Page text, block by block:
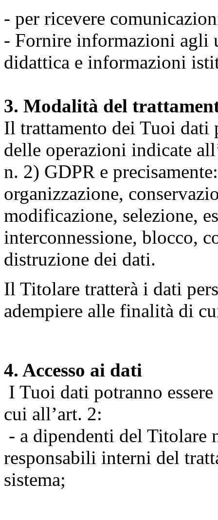
- per ricevere
- Fornire informazioni agli
didattica e informazioni
3. Modalità del
Il trattamento dei Tuoi dati
delle operazioni indicate
n. 2) GDPR e
organizzazione,
modificazione, selezione,
interconnessione, blocco,
distruzione dei dati.
Il Titolare tratterà i dati
adempiere alle finalità di
4. Accesso ai dati
I Tuoi dati potranno
cui all’art. 2:
- a dipendenti del Titolare
responsabili interni del
sistema;